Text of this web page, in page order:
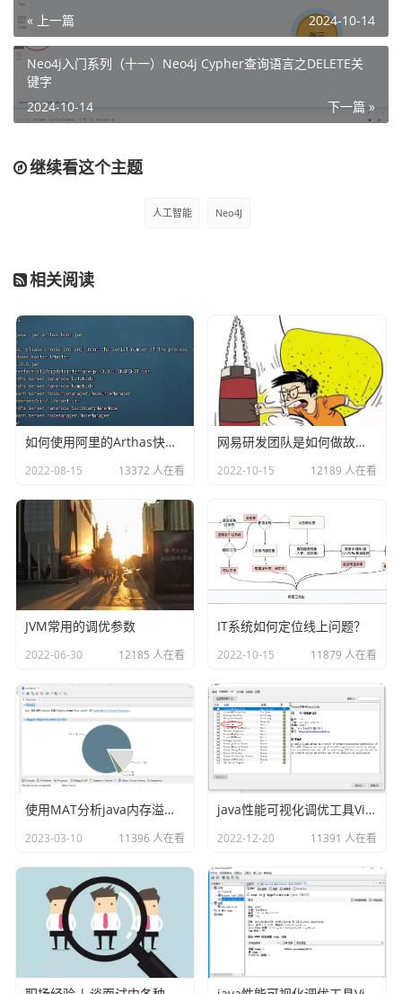
在node4j中，所有的关系也可以和实体一样，有很多的属
性，像我们使用[r:兄弟]这种建立的关系是没有属性了，示例
个nos:001，示例查询语句如下：
MATCH p=()-[r:兄弟]->() SET r.nos='001' RETURN p
运行之后就可以看到添加了nos属性了：
当然如果是修改属性的话，和上面是一样的查询语句，假如
我们把兄弟关系的nos修改002，那么示例如下：
MATCH p=()-[r:兄弟]->() SET r.nos='002' RETURN p
当然如果我们设置多个值的话，直接使用逗号进行分隔即
='text' RETURN p
以上就是关于SET关键字的用法。
备注：
« 上一篇 2024-10-14
Neo4j入门系列（十一）Neo4j Cypher查询语言之DELETE关
键字
下一篇 »
2024-10-14
继续看这个主题
人工智能 Neo4J
相关阅读
如何使用阿里的Arthas快速定位正在线上运行的程序问题
2022-08-15 13372 人在看
网易研发团队是如何做故障演练的？
2022-10-15 12189 人在看
JVM常用的调优参数
2022-06-30 12185 人在看
IT系统如何定位线上问题？
2022-10-15 11879 人在看
使用MAT分析java内存溢出的原因
2023-03-10 11396 人在看
java性能可视化调优工具VisualVM插件之Visual GC
2022-12-20 11391 人在看